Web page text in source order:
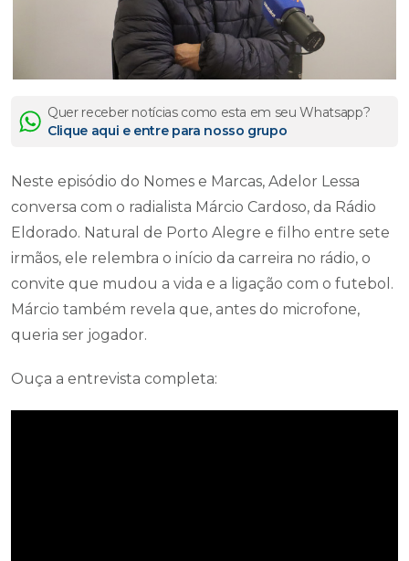
Quer receber notícias como esta em seu Whatsapp?
Clique aqui e entre para nosso grupo
Neste episódio do Nomes e Marcas, Adelor Lessa
conversa com o radialista Márcio Cardoso, da Rádio
Eldorado. Natural de Porto Alegre e filho entre sete
irmãos, ele relembra o início da carreira no rádio, o
convite que mudou a vida e a ligação com o futebol.
Márcio também revela que, antes do microfone,
queria ser jogador.
Ouça a entrevista completa: